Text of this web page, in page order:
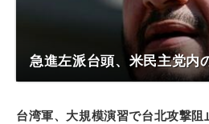
急進左派台頭、米民主党内
台湾軍、大規模演習で台北攻撃阻